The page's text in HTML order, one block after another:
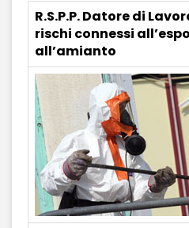
R.S.P.P. Datore di
rischi connessi
all’amianto